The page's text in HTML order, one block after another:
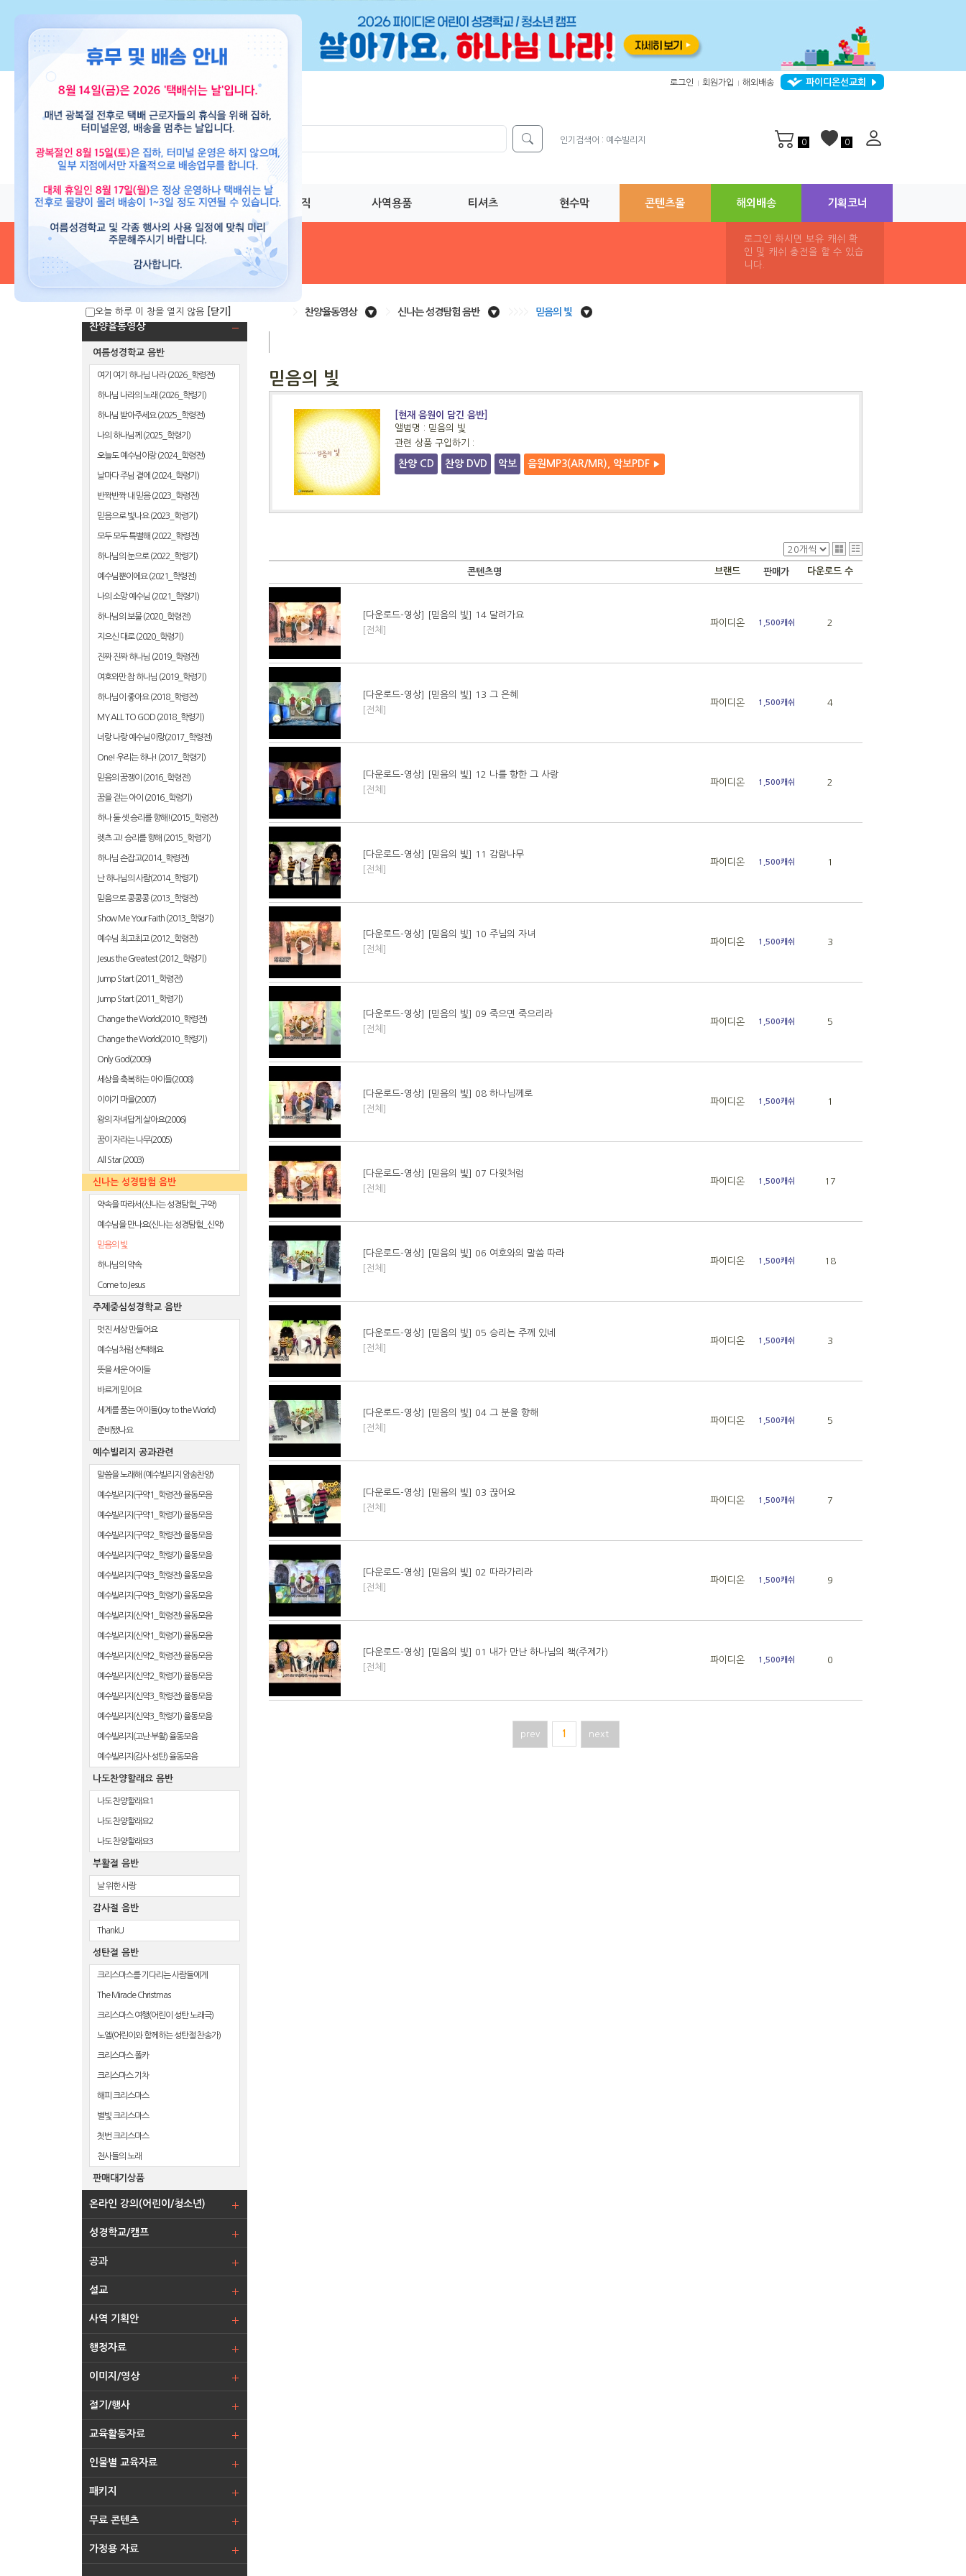
로그인 회원가입 해외배송 파이디온선교회
인기검색어 : 예수빌리지 0 0
교재 도서 뮤직 사역용품 티셔츠 현수막 콘텐츠몰 해외배송 기획코너
로그인 하시면 보유 캐쉬 확
인 및 캐쉬 충전을 할 수 있습
니다.
찬양율동영상
여름성경학교 음반
여기 여기 하나님 나라 (2026_학령전)
하나님 나라의 노래 (2026_학령기)
하나님 받아주세요 (2025_학령전)
나의 하나님께 (2025_학령기)
오늘도 예수님이랑 (2024_학령전)
날마다 주님 곁에 (2024_학령기)
반짝반짝 내 믿음 (2023_학령전)
믿음으로 빛나요 (2023_학령기)
모두 모두 특별해 (2022_학령전)
하나님의 눈으로 (2022_학령기)
예수님뿐이에요 (2021_학령전)
나의 소망 예수님 (2021_학령기)
하나님의 보물 (2020_학령전)
지으신 대로 (2020_학령기)
진짜 진짜 하나님 (2019_학령전)
여호와만 참 하나님 (2019_학령기)
하나님이 좋아요 (2018_학령전)
MY ALL TO GOD (2018_학령기)
너랑 나랑 예수님이랑(2017_학령전)
One! 우리는 하나! (2017_학령기)
믿음의 꿈쟁이 (2016_학령전)
꿈을 걷는 아이 (2016_학령기)
하나 둘 셋 승리를 향해!(2015_학령전)
렛츠 고! 승리를 향해 (2015_학령기)
하나님 손잡고(2014_학령전)
난 하나님의 사람(2014_학령기)
믿음으로 콩콩콩 (2013_학령전)
Show Me Your Faith (2013_학령기)
예수님 최고최고 (2012_학령전)
Jesus the Greatest (2012_학령기)
Jump Start (2011_학령전)
Jump Start (2011_학령기)
Change the World(2010_학령전)
Change the World(2010_학령기)
Only God(2009)
세상을 축복하는 아이들(2008)
이야기 마을(2007)
왕의 자녀답게 살아요(2006)
꿈이 자라는 나무(2005)
All Star (2003)
신나는 성경탐험 음반
약속을 따라서(신나는 성경탐험_구약)
예수님을 만나요(신나는 성경탐험_신약)
믿음의 빛
하나님의 약속
Come to Jesus
주제중심성경학교 음반
멋진 세상 만들어요
예수님처럼 선택해요
뜻을 세운 아이들
바르게 믿어요
세계를 품는 아이들(Joy to the World)
준비됐나요
예수빌리지 공과관련
말씀을 노래해 (예수빌리지 암송찬양)
예수빌리지(구약1_학령전) 율동모음
예수빌리지(구약1_학령기) 율동모음
예수빌리지(구약2_학령전) 율동모음
예수빌리지(구약2_학령기) 율동모음
예수빌리지(구약3_학령전) 율동모음
예수빌리지(구약3_학령기) 율동모음
예수빌리지(신약1_학령전) 율동모음
예수빌리지(신약1_학령기) 율동모음
예수빌리지(신약2_학령전) 율동모음
예수빌리지(신약2_학령기) 율동모음
예수빌리지(신약3_학령전) 율동모음
예수빌리지(신약3_학령기) 율동모음
예수빌리지(고난·부활) 율동모음
예수빌리지(감사·성탄) 율동모음
나도찬양할래요 음반
나도 찬양할래요1
나도 찬양할래요2
나도 찬양할래요3
부활절 음반
날 위한 사랑
감사절 음반
ThankU
성탄절 음반
크리스마스를 기다리는 사람들에게
The Miracle Christmas
크리스마스 여행(어린이 성탄 노래극)
노엘(어린이와 함께하는 성탄절 찬송가)
크리스마스 폴카
크리스마스 기차
해피 크리스마스
별빛 크리스마스
첫번 크리스마스
천사들의 노래
판매대기상품
온라인 강의(어린이/청소년)
성경학교/캠프
공과
설교
사역 기획안
행정자료
이미지/영상
절기/행사
교육활동자료
인물별 교육자료
패키지
무료 콘텐츠
가정용 자료
찬양율동영상 신나는 성경탐험 음반 믿음의 빛
믿음의 빛
[현재 음원이 담긴 음반]
앨범명 : 믿음의 빛
관련 상품 구입하기 :
찬양 CD 찬양 DVD 악보 음원MP3(AR/MR), 악보PDF ▶
콘텐츠명 브랜드 판매가 다운로드 수
[다운로드-영상] [믿음의 빛] 14 달려가요
[전체]
파이디온 1,500캐쉬 2
[다운로드-영상] [믿음의 빛] 13 그 은혜
[전체]
파이디온 1,500캐쉬 4
[다운로드-영상] [믿음의 빛] 12 나를 향한 그 사랑
[전체]
파이디온 1,500캐쉬 2
[다운로드-영상] [믿음의 빛] 11 감람나무
[전체]
파이디온 1,500캐쉬 1
[다운로드-영상] [믿음의 빛] 10 주님의 자녀
[전체]
파이디온 1,500캐쉬 3
[다운로드-영상] [믿음의 빛] 09 죽으면 죽으리라
[전체]
파이디온 1,500캐쉬 5
[다운로드-영상] [믿음의 빛] 08 하나님께로
[전체]
파이디온 1,500캐쉬 1
[다운로드-영상] [믿음의 빛] 07 다윗처럼
[전체]
파이디온 1,500캐쉬 17
[다운로드-영상] [믿음의 빛] 06 여호와의 말씀 따라
[전체]
파이디온 1,500캐쉬 18
[다운로드-영상] [믿음의 빛] 05 승리는 주께 있네
[전체]
파이디온 1,500캐쉬 3
[다운로드-영상] [믿음의 빛] 04 그 분을 향해
[전체]
파이디온 1,500캐쉬 5
[다운로드-영상] [믿음의 빛] 03 끊어요
[전체]
파이디온 1,500캐쉬 7
[다운로드-영상] [믿음의 빛] 02 따라가리라
[전체]
파이디온 1,500캐쉬 9
[다운로드-영상] [믿음의 빛] 01 내가 만난 하나님의 책(주제가)
[전체]
파이디온 1,500캐쉬 0
prev 1 next
오늘 하루 이 창을 열지 않음 [닫기]